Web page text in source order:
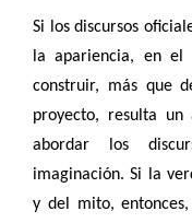
Si los discursos
la apariencia, en
construir, más que
proyecto, resulta
abordar los
imaginación. Si la
y del mito,